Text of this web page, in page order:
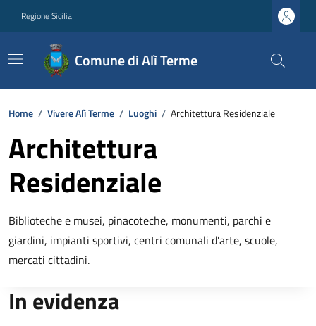
Regione Sicilia
Comune di Alì Terme
Home / Vivere Alì Terme / Luoghi / Architettura Residenziale
Architettura
Residenziale
Biblioteche e musei, pinacoteche, monumenti, parchi e
giardini, impianti sportivi, centri comunali d'arte, scuole,
mercati cittadini.
In evidenza